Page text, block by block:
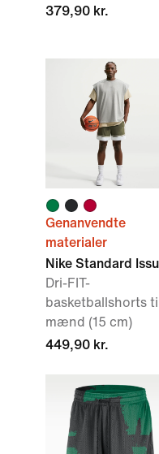
379,90 kr.
Genanvendte
materialer
Nike Standard
Dri-FIT-
basketballshorts til
mænd (15 cm)
449,90 kr.